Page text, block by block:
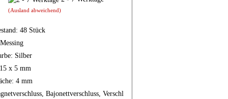
(Ausland abweichend)
48 Stück
Messing
Silber
15 x 5 mm
4 mm
Bajonettverschluss, Verschl